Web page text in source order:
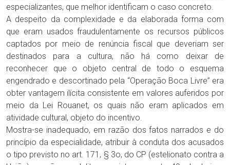
especializantes, que melhor identificam o caso concreto.
A despeito da complexidade e da elaborada forma com
que eram usados fraudulentamente os recursos públicos
captados por meio de renúncia fiscal que deveriam ser
destinados para a cultura, não há como deixar de
reconhecer que o objeto central de todo o esquema
engendrado e descortinado pela “Operação Boca Livre” era
obter vantagem ilícita consistente em valores auferidos por
meio da Lei Rouanet, os quais não eram aplicados em
atividade cultural, objeto do incentivo.
Mostra-se inadequado, em razão dos fatos narrados e do
princípio da especialidade, atribuir à conduta dos acusados
o tipo previsto no art. 171, § 3o, do CP (estelionato contra a